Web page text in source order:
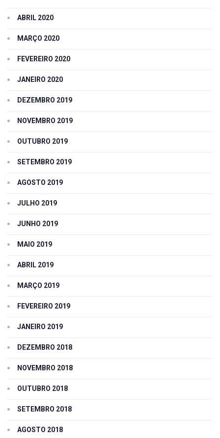
ABRIL 2020
MARÇO 2020
FEVEREIRO 2020
JANEIRO 2020
DEZEMBRO 2019
NOVEMBRO 2019
OUTUBRO 2019
SETEMBRO 2019
AGOSTO 2019
JULHO 2019
JUNHO 2019
MAIO 2019
ABRIL 2019
MARÇO 2019
FEVEREIRO 2019
JANEIRO 2019
DEZEMBRO 2018
NOVEMBRO 2018
OUTUBRO 2018
SETEMBRO 2018
AGOSTO 2018